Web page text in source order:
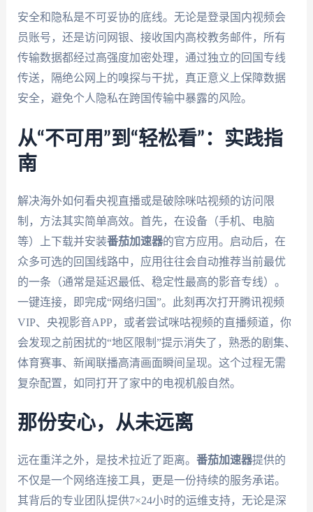
安全和隐私是不可妥协的底线。无论是登录国内视频会
员账号，还是访问网银、接收国内高校教务邮件，所有
传输数据都经过高强度加密处理，通过独立的回国专线
传送，隔绝公网上的嗅探与干扰，真正意义上保障数据
安全，避免个人隐私在跨国传输中暴露的风险。
从“不可用”到“轻松看”：实践指
南
解决海外如何看央视直播或是破除咪咕视频的访问限
制，方法其实简单高效。首先，在设备（手机、电脑
等）上下载并安装番茄加速器的官方应用。启动后，在
众多可选的回国线路中，应用往往会自动推荐当前最优
的一条（通常是延迟最低、稳定性最高的影音专线）。
一键连接，即完成“网络归国”。此刻再次打开腾讯视频
VIP、央视影音APP，或者尝试咪咕视频的直播频道，你
会发现之前困扰的“地区限制”提示消失了，熟悉的剧集、
体育赛事、新闻联播高清画面瞬间呈现。这个过程无需
复杂配置，如同打开了家中的电视机般自然。
那份安心，从未远离
远在重洋之外，是技术拉近了距离。 番茄加速器提供的
不仅是一个网络连接工具，更是一份持续的服务承诺。
其背后的专业团队提供7×24小时的运维支持，无论是深